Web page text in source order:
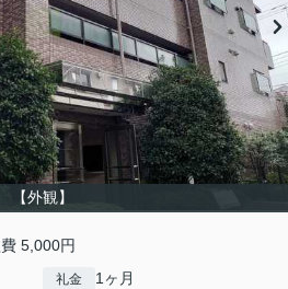
【外観】
5,000円
礼金 1ヶ月